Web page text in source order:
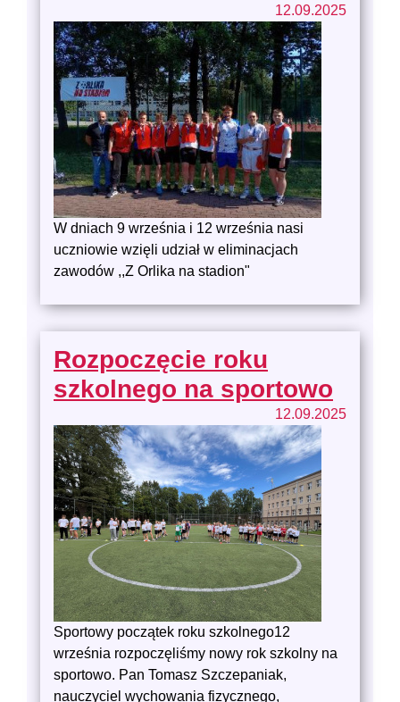
12.09.2025
W dniach 9 września i 12 września nasi
uczniowie wzięli udział w eliminacjach
zawodów ,,Z Orlika na stadion"
Rozpoczęcie roku
szkolnego na sportowo
12.09.2025
Sportowy początek roku szkolnego12
września rozpoczęliśmy nowy rok szkolny na
sportowo. Pan Tomasz Szczepaniak,
nauczyciel wychowania fizycznego,